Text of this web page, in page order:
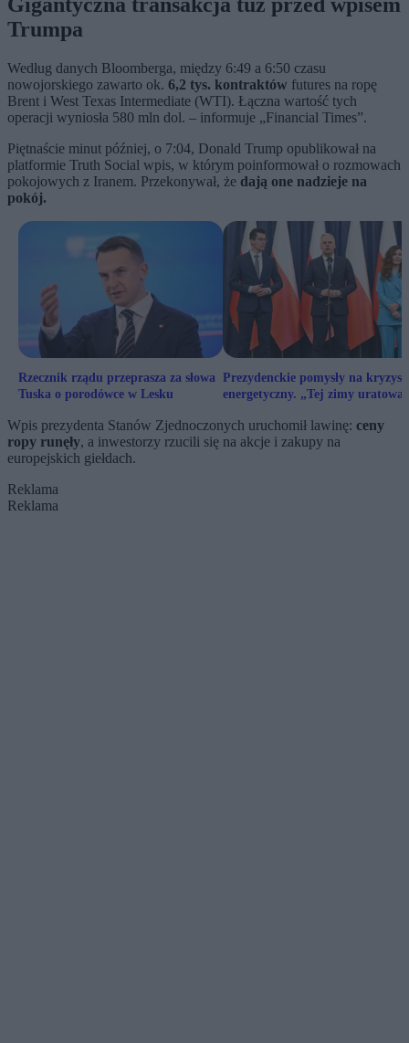
Gigantyczna transakcja tuż przed wpisem
Trumpa
Według danych Bloomberga, między 6:49 a 6:50 czasu
nowojorskiego zawarto ok. 6,2 tys. kontraktów futures na ropę
Brent i West Texas Intermediate (WTI). Łączna wartość tych
operacji wyniosła 580 mln dol. – informuje „Financial Times”.
Piętnaście minut później, o 7:04, Donald Trump opublikował na
platformie Truth Social wpis, w którym poinformował o rozmowach
pokojowych z Iranem. Przekonywał, że dają one nadzieje na
pokój.
Rzecznik rządu przeprasza za słowa
Tuska o porodówce w Lesku
Prezydenckie pomysły na kryzys
energetyczny. „Tej zimy uratował
Wpis prezydenta Stanów Zjednoczonych uruchomił lawinę: ceny
ropy runęły, a inwestorzy rzucili się na akcje i zakupy na
europejskich giełdach.
Reklama
Reklama